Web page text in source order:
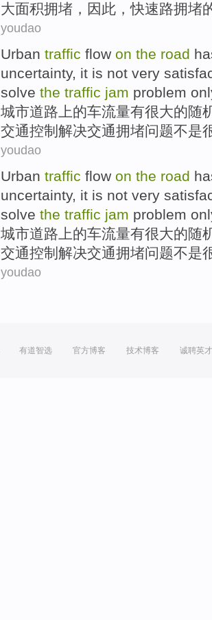
大面积拥堵，因此，快速路拥堵
youdao
Urban traffic flow on the road
uncertainty, it is not very
solve the traffic jam problem
城市道路 上的车流量有很大的随
交通控制 解决交通拥堵问题不是
youdao
Urban traffic flow on the road
uncertainty, it is not very
solve the traffic jam problem
城市道路 上的车流量有很大的随
交通控制 解决交通拥堵问题不是
youdao
有道智选 官方博客 技术博客 诚聘英才